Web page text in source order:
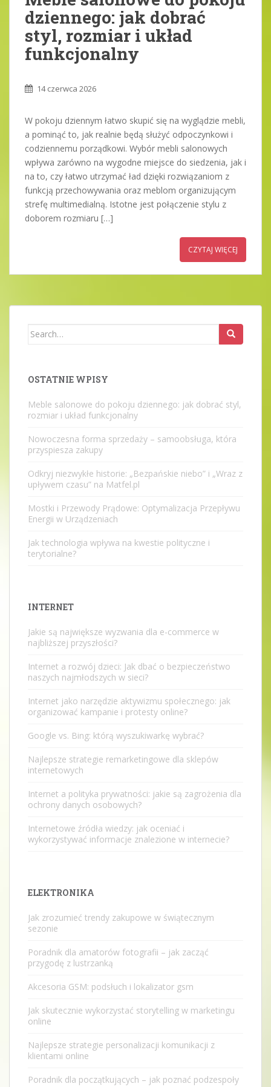
dziennego: jak dobrać
styl, rozmiar i układ
funkcjonalny
14 czerwca 2026
W pokoju dziennym łatwo skupić się na wyglądzie mebli,
a pominąć to, jak realnie będą służyć odpoczynkowi i
codziennemu porządkowi. Wybór mebli salonowych
wpływa zarówno na wygodne miejsce do siedzenia, jak i
na to, czy łatwo utrzymać ład dzięki rozwiązaniom z
funkcją przechowywania oraz meblom organizującym
strefę multimedialną. Istotne jest połączenie stylu z
doborem rozmiaru […]
CZYTAJ WIĘCEJ
Search
OSTATNIE WPISY
Meble salonowe do pokoju dziennego: jak dobrać styl,
rozmiar i układ funkcjonalny
Nowoczesna forma sprzedaży – samoobsługa, która
przyspiesza zakupy
Odkryj niezwykłe historie: „Bezpańskie niebo” i „Wraz z
upływem czasu” na Matfel.pl
Mostki i Przewody Prądowe: Optymalizacja Przepływu
Energii w Urządzeniach
Jak technologia wpływa na kwestie polityczne i
terytorialne?
INTERNET
Jakie są największe wyzwania dla e-commerce w
najbliższej przyszłości?
Internet a rozwój dzieci: Jak dbać o bezpieczeństwo
naszych najmłodszych w sieci?
Internet jako narzędzie aktywizmu społecznego: jak
organizować kampanie i protesty online?
Google vs. Bing: którą wyszukiwarkę wybrać?
Najlepsze strategie remarketingowe dla sklepów
internetowych
Internet a polityka prywatności: jakie są zagrożenia dla
ochrony danych osobowych?
Internetowe źródła wiedzy: jak oceniać i
wykorzystywać informacje znalezione w internecie?
ELEKTRONIKA
Jak zrozumieć trendy zakupowe w świątecznym
sezonie
Poradnik dla amatorów fotografii – jak zacząć
przygodę z lustrzanką
Akcesoria GSM: podsłuch i lokalizator gsm
Jak skutecznie wykorzystać storytelling w marketingu
online
Najlepsze strategie personalizacji komunikacji z
klientami online
Poradnik dla początkujących – jak poznać podzespoły